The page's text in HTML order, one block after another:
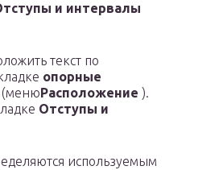
и интервалы
текст по
опорные
(менюРасположение ).
Отступы и
используемым